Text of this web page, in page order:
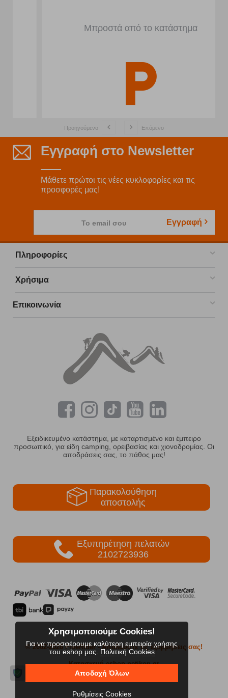
Μπροστά από το κατάστημα
Προηγούμενο Επόμενο
Εγγραφή στο Newsletter
Μάθετε πρώτοι τις νέες κυκλοφορίες και τις
προσφορές μας!
Το email σου Εγγραφή
Πληροφορίες
Χρήσιμα
Επικοινωνία
Εξειδικευμένο κατάστημα, με καταρτισμένο και έμπειρο
προσωπικό, για είδη camping, ορειβασίας και χιονοδρομίας. Οι
αποδράσεις σας, το πάθος μας!
Παρακολούθηση
αποστολής
Εξυπηρέτηση πελατών
2102723936
© 2002-2026 FreeRider- Απολαύστε τις εξορμήσεις σας!
Κατασκευή eshop netikon.gr
Χρησιμοποιούμε Cookies!
Για να προσφέρουμε καλύτερη εμπειρία χρήσης
του eshop μας. Πολιτική Cookies
Αποδοχή Όλων
Ρυθμίσεις Cookies